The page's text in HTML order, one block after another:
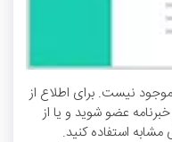
نیست. برای اطلاع از
عضو شوید و یا از
استفاده کنید.